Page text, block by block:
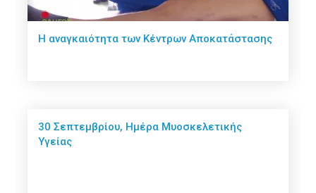
Η αναγκαιότητα των Κέντρων Αποκατάστασης
30 Σεπτεμβρίου, Ημέρα Μυοσκελετικής
Υγείας